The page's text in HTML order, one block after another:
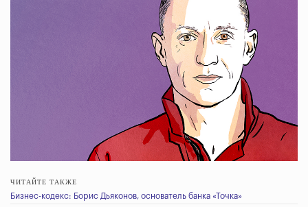
ЧИТАЙТЕ ТАКЖЕ
Бизнес-кодекс: Борис Дьяконов, основатель банка «Точка»